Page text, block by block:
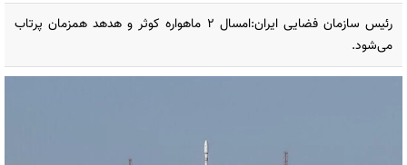
رئیس سازمان فضایی ایران:امسال ۲ ماهواره کوثر و هدهد همزمان پرتاب
می‌شود.